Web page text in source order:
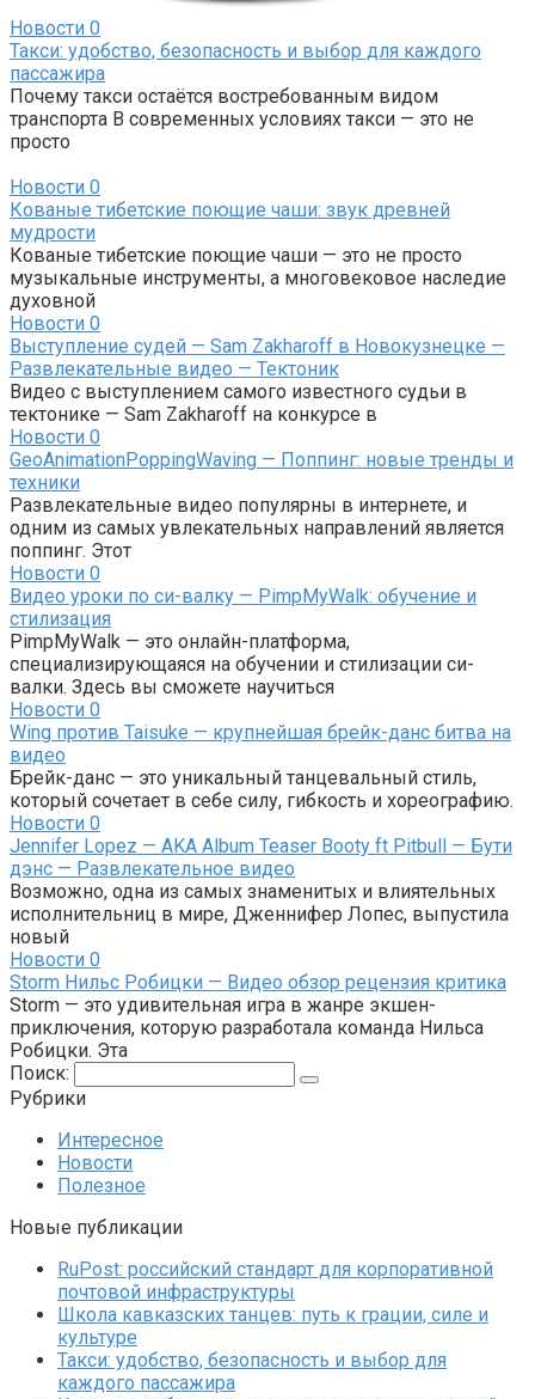
Новости 0
Такси: удобство, безопасность и выбор для каждого
пассажира
Почему такси остаётся востребованным видом
транспорта В современных условиях такси — это не
просто
Новости 0
Кованые тибетские поющие чаши: звук древней
мудрости
Кованые тибетские поющие чаши — это не просто
музыкальные инструменты, а многовековое наследие
духовной
Новости 0
Выступление судей — Sam Zakharoff в Новокузнецке —
Развлекательные видео — Тектоник
Видео с выступлением самого известного судьи в
тектонике — Sam Zakharoff на конкурсе в
Новости 0
GeoAnimationPoppingWaving — Поппинг: новые тренды и
техники
Развлекательные видео популярны в интернете, и
одним из самых увлекательных направлений является
поппинг. Этот
Новости 0
Видео уроки по си-валку — PimpMyWalk: обучение и
стилизация
PimpMyWalk — это онлайн-платформа,
специализирующаяся на обучении и стилизации си-
валки. Здесь вы сможете научиться
Новости 0
Wing против Taisuke — крупнейшая брейк-данс битва на
видео
Брейк-данс — это уникальный танцевальный стиль,
который сочетает в себе силу, гибкость и хореографию.
Новости 0
Jennifer Lopez — AKA Album Teaser Booty ft Pitbull — Бути
дэнс — Развлекательное видео
Возможно, одна из самых знаменитых и влиятельных
исполнительниц в мире, Дженнифер Лопес, выпустила
новый
Новости 0
Storm Нильс Робицки — Видео обзор рецензия критика
Storm — это удивительная игра в жанре экшен-
приключения, которую разработала команда Нильса
Робицки. Эта
Поиск:
Рубрики
Интересное
Новости
Полезное
Новые публикации
RuPost: российский стандарт для корпоративной
почтовой инфраструктуры
Школа кавказских танцев: путь к грации, силе и
культуре
Такси: удобство, безопасность и выбор для
каждого пассажира